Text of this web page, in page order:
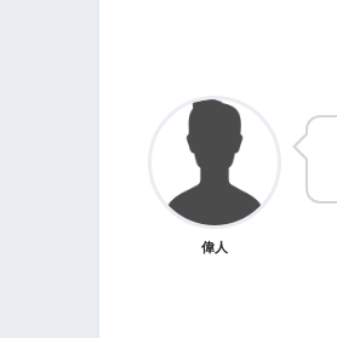
偉人